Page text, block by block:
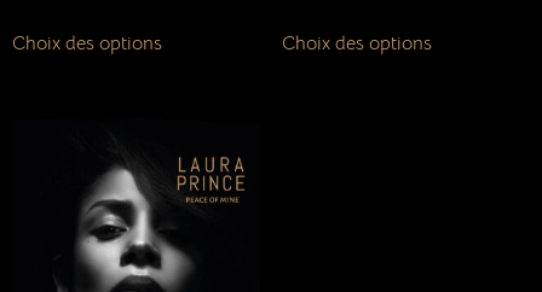
Choix des options Choix des options